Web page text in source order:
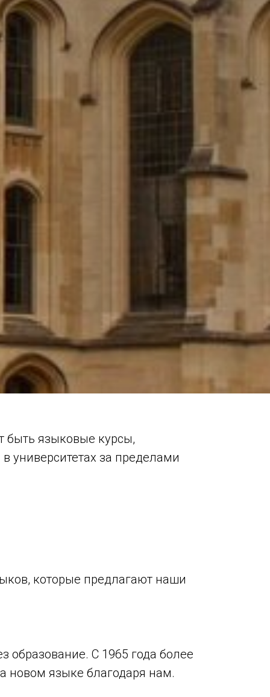
быть языковые курсы,
университетах за пределами
которые предлагают наши
С 1965 года более
новом языке благодаря нам.